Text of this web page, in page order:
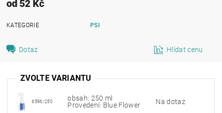
od 52 Kč
KATEGORIE PSI
Dotaz Hlídat cenu
ZVOLTE VARIANTU
6596/250
obsah: 250 ml
Provedení: Blue Flower
Na dotaz